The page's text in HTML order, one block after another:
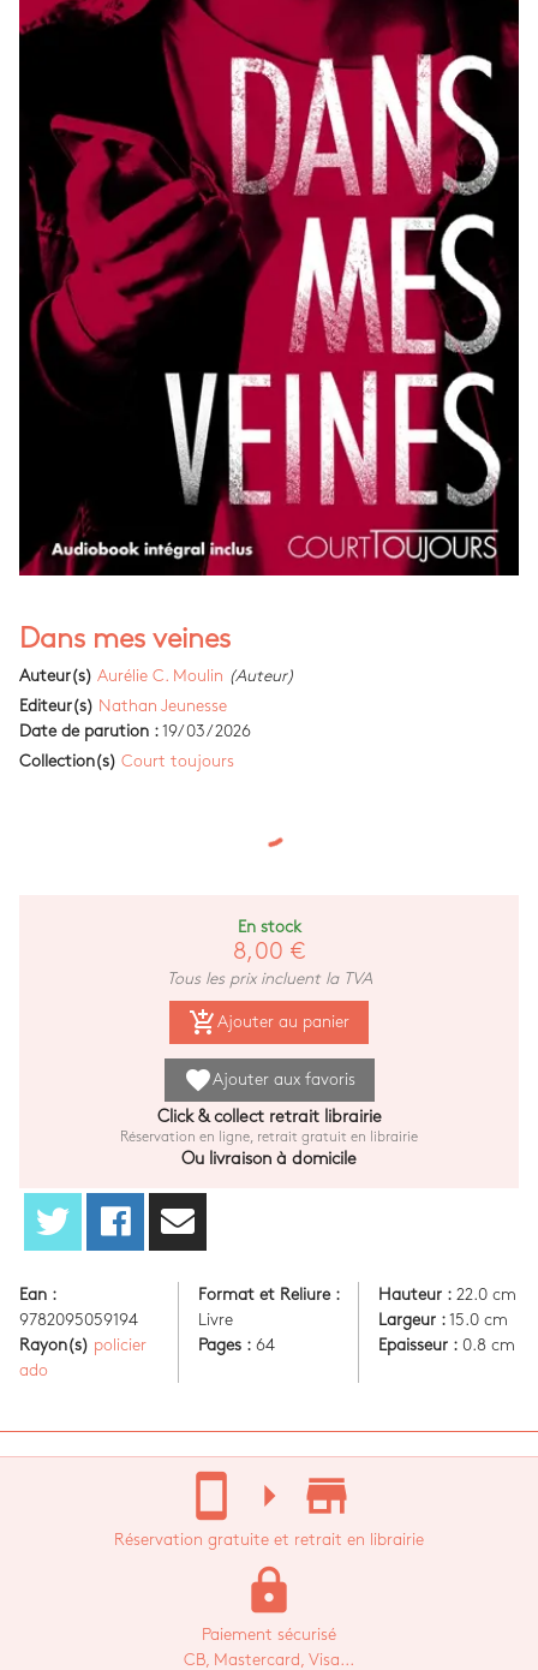
Dans mes veines
Auteur(s) Aurélie C. Moulin (Auteur)
Editeur(s) Nathan Jeunesse
Date de parution : 19/03/2026
Collection(s) Court toujours
En stock
8,00 €
Tous les prix incluent la TVA
add_shopping_cart Ajouter au panier
favoriteAjouter aux favoris
Click & collect retrait librairie
Réservation en ligne, retrait gratuit en librairie
Ou livraison à domicile
Ean :
9782095059194
Rayon(s) policier
ado
Format et Reliure :
Livre
Pages : 64
Hauteur :22.0 cm
Largeur :15.0 cm
Epaisseur :0.8 cm
stay_current_portrait arrow_right store_mall_directory
Réservation gratuite et retrait en librairie
lock
Paiement sécurisé
CB, Mastercard, Visa...